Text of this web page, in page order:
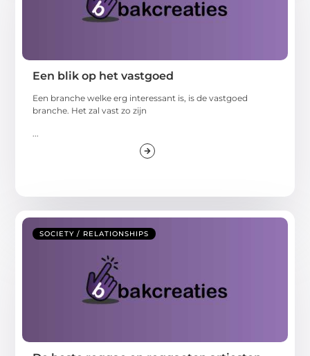
Een blik op het vastgoed
Een branche welke erg interessant is, is de vastgoed
branche. Het zal vast zo zijn
SOCIETY / RELATIONSHIPS